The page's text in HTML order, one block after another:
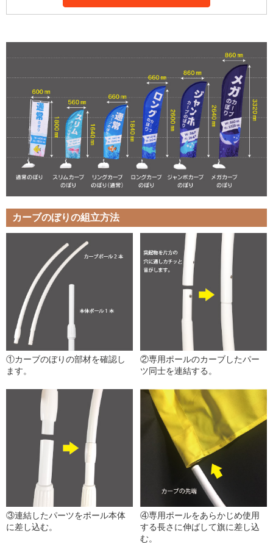
カーブのぼりの組立方法
①カーブのぼりの部材を確認し
ます。
②専用ポールのカーブしたパー
ツ同士を連結する。
③連結したパーツをポール本体
に差し込む。
④専用ポールをあらかじめ使用
する長さに伸ばして旗に差し込
む。